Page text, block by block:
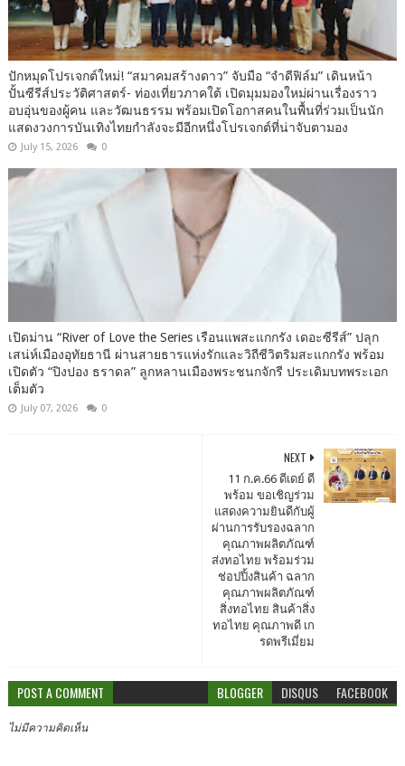
ปักหมุดโปรเจกต์ใหม่! “สมาคมสร้างดาว” จับมือ “จำดีฟิล์ม” เดินหน้า
ปั้นซีรีส์ประวัติศาสตร์- ท่องเที่ยวภาคใต้ เปิดมุมมองใหม่ผ่านเรื่องราว
อบอุ่นของผู้คน และวัฒนธรรม พร้อมเปิดโอกาสคนในพื้นที่ร่วมเป็นนัก
แสดงวงการบันเทิงไทยกำลังจะมีอีกหนึ่งโปรเจกต์ที่น่าจับตามอง
July 15, 2026 0
เปิดม่าน “River of Love the Series เรือนแพสะแกกรัง เดอะซีรีส์” ปลุก
เสน่ห์เมืองอุทัยธานี ผ่านสายธารแห่งรักและวิถีชีวิตริมสะแกกรัง พร้อม
เปิดตัว “ปิงปอง ธราดล” ลูกหลานเมืองพระชนกจักรี ประเดิมบทพระเอก
เต็มตัว
July 07, 2026 0
NEXT
11 ก.ค.66 ดีเดย์ ดี
พร้อม ขอเชิญร่วม
แสดงความยินดีกับผู้
ผ่านการรับรองฉลาก
คุณภาพผลิตภัณฑ์
ส่งทอไทย พร้อมร่วม
ช่อปปิ้งสินค้า ฉลาก
คุณภาพผลิตภัณฑ์
สิ่งทอไทย สินค้าสิ่ง
ทอไทย คุณภาพดี เก
รดพรีเมี่ยม
POST A COMMENT BLOGGER DISQUS FACEBOOK
ไม่มีความคิดเห็น